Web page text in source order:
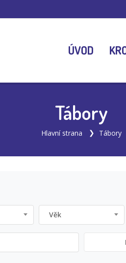
ÚVOD
Tábory
Hlavní strana Tábory
Věk